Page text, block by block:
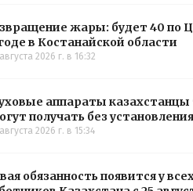
жары: будет 40 по
в Костанайской области
2026 г. в 16:32
аппараты казахстанцы
получать без установления
2026 г. в 15:34
обязанность появится у